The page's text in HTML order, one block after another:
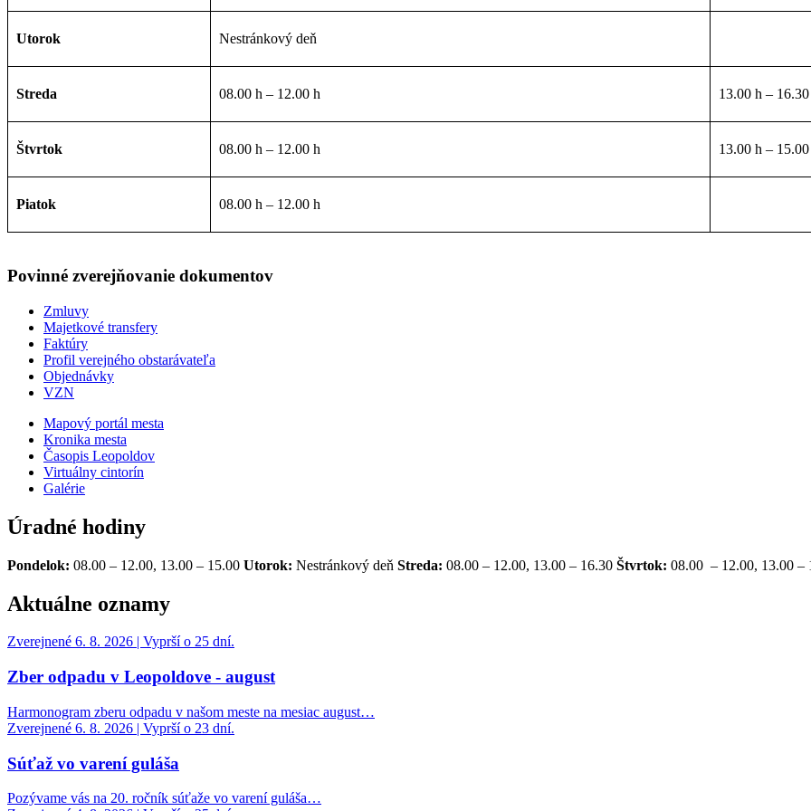
Utorok Nestránkový deň
Streda 08.00 h – 12.00 h 13.00 h –
Štvrtok 08.00 h – 12.00 h 13.00 h –
Piatok 08.00 h – 12.00 h
Povinné zverejňovanie dokumentov
Zmluvy
Majetkové transfery
Faktúry
Profil verejného obstarávateľa
Objednávky
VZN
Mapový portál mesta
Kronika mesta
Časopis Leopoldov
Virtuálny cintorín
Galérie
Úradné hodiny
Pondelok: 08.00 – 12.00, 13.00 – 15.00 Utorok: Nestránkový deň Streda: 08.00 – 12.00, 13.00 – 16.30 Štvrtok: 08.00 – 12.00, 13.00 –
Aktuálne oznamy
Zverejnené 6. 8. 2026 | Vyprší o 25 dní.
Zber odpadu v Leopoldove - august
Harmonogram zberu odpadu v našom meste na mesiac august…
Zverejnené 6. 8. 2026 | Vyprší o 23 dní.
Súťaž vo varení guláša
Pozývame vás na 20. ročník súťaže vo varení guláša…